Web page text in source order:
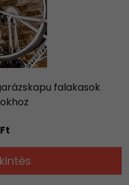
falakasok